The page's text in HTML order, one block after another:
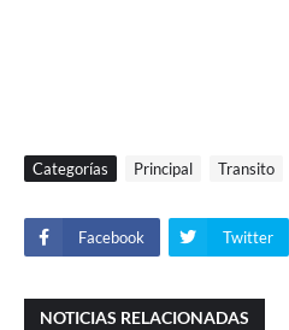
Categorías Principal Transito
Facebook Twitter
NOTICIAS RELACIONADAS